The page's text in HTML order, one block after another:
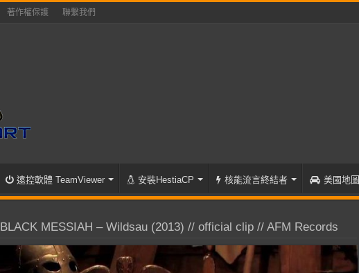
著作權保護 聯繫我們
遠控軟體 TeamViewer 安裝HestiaCP 核能流言終結者 美國地圖
BLACK MESSIAH – Wildsau (2013) // official clip // AFM Records